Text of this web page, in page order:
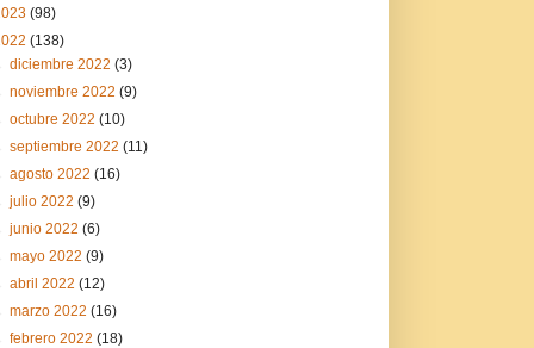
(98)
(138)
diciembre 2022(3)
noviembre 2022(9)
octubre 2022(10)
septiembre 2022(11)
agosto 2022(16)
julio 2022(9)
junio 2022(6)
mayo 2022(9)
abril 2022(12)
marzo 2022(16)
febrero 2022(18)